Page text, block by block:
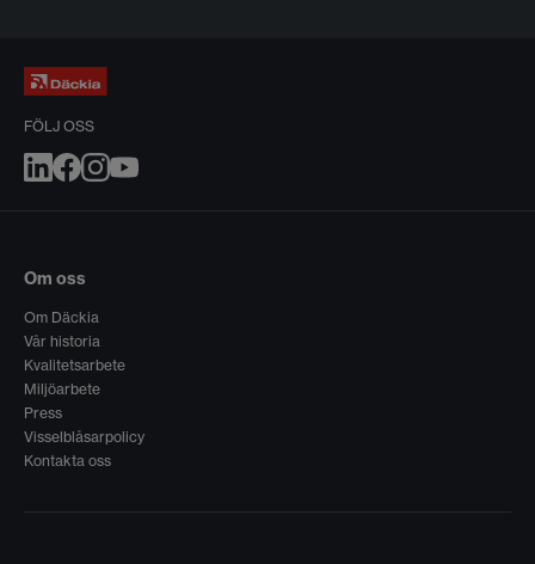
FÖLJ OSS
Om oss
Om Däckia
Vår historia
Kvalitetsarbete
Miljöarbete
Press
Visselblåsarpolicy
Kontakta oss